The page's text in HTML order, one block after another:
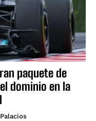
paquete de
dominio en la